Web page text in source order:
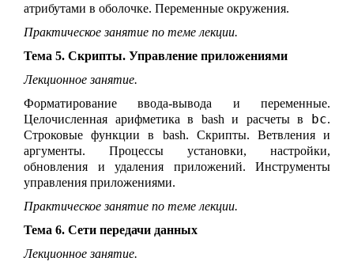
атрибутами в оболочке. Переменные окружения.
Практическое занятие по теме лекции.
Тема 5. Скрипты. Управление приложениями
Лекционное занятие.
Форматирование ввода-вывода и переменные.
Целочисленная арифметика в bash и расчеты в bc.
Строковые функции в bash. Скрипты. Ветвления и
аргументы. Процессы установки, настройки,
обновления и удаления приложений. Инструменты
управления приложениями.
Практическое занятие по теме лекции.
Тема 6. Сети передачи данных
Лекционное занятие.